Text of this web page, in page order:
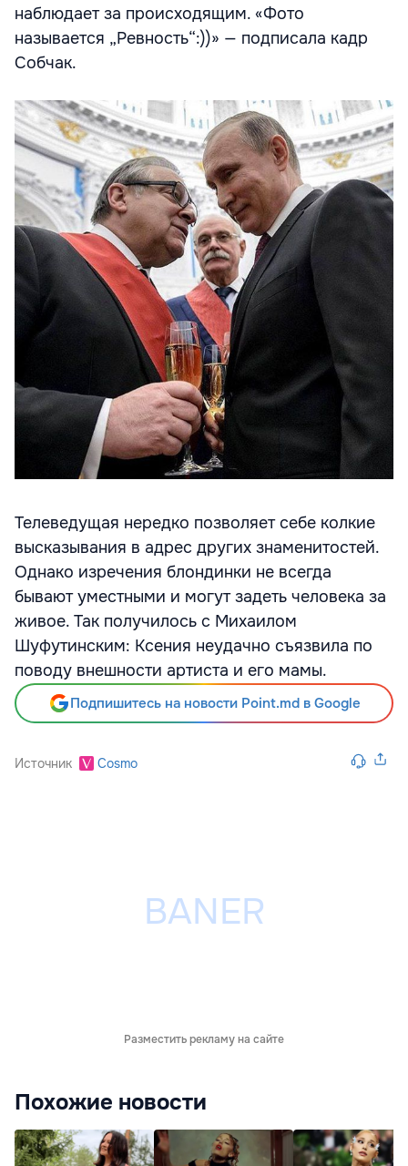
наблюдает за происходящим. «Фото
называется „Ревность“:))» — подписала кадр
Собчак.
Телеведущая нередко позволяет себе колкие
высказывания в адрес других знаменитостей.
Однако изречения блондинки не всегда
бывают уместными и могут задеть человека за
живое. Так получилось с Михаилом
Шуфутинским: Ксения неудачно съязвила по
поводу внешности артиста и его мамы.
Подпишитесь на новости Point.md в Google
Источник Cosmo
Разместить рекламу на сайте
Похожие новости